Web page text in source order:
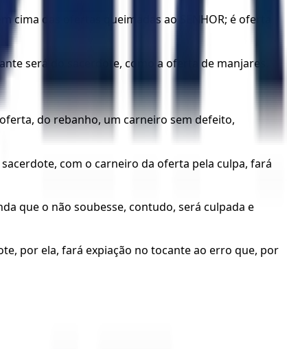
das ofertas queimadas ao SENHOR; é oferta
será do sacerdote, como a oferta de manjares.
do rebanho, um carneiro sem defeito,
com o carneiro da oferta pela culpa, fará
que o não soubesse, contudo, será culpada e
por ela, fará expiação no tocante ao erro que, por